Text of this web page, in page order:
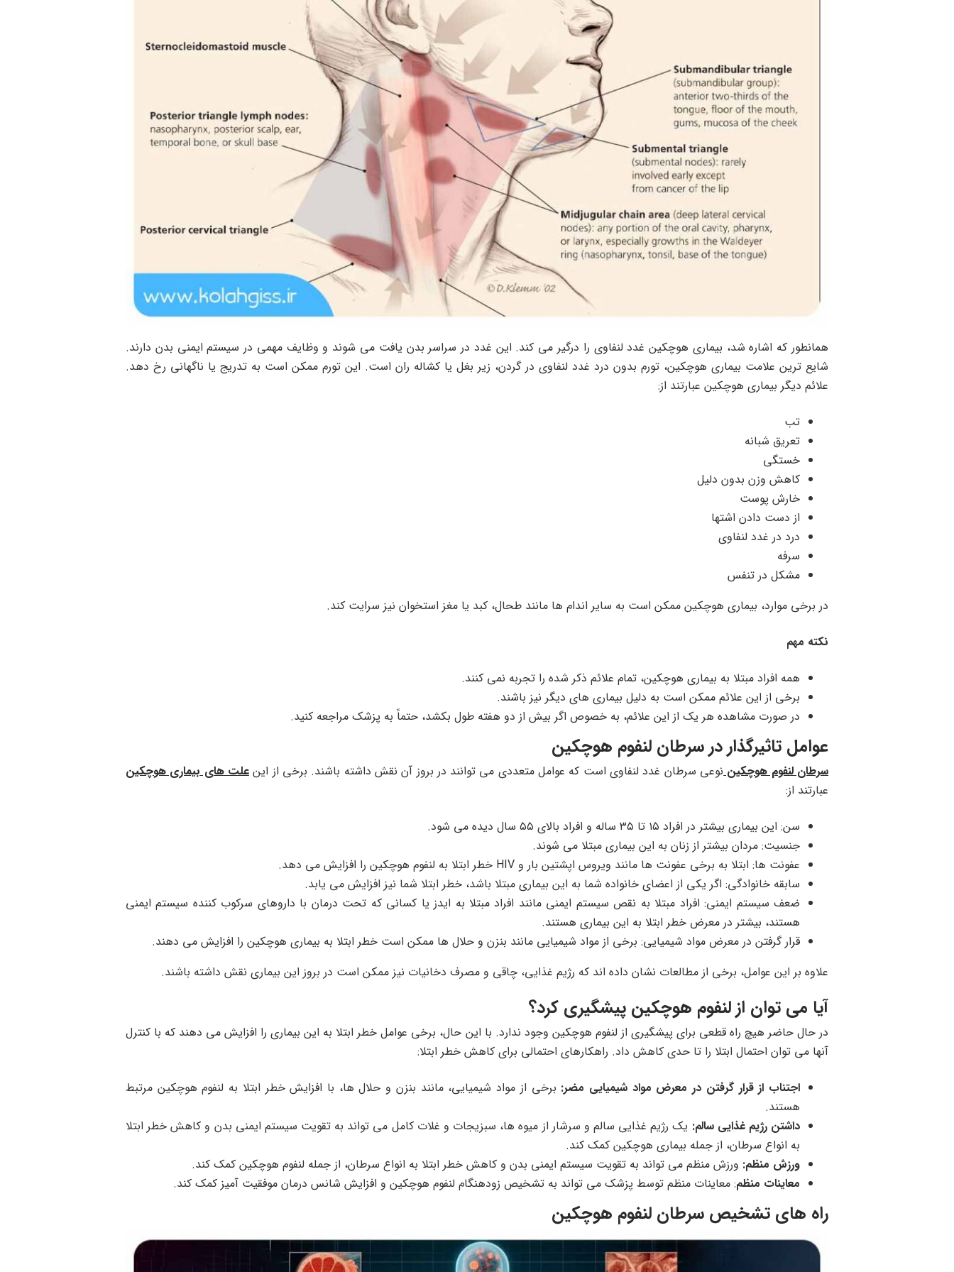
همانطور که اشاره شد، بیماری هوچکین غدد لنفاوی را درگیر می کند. این غدد در سراسر بدن یافت می شوند و وظایف مهمی در سیستم ایمنی بدن دارند.
شایع ترین علامت بیماری هوچکین، تورم بدون درد غدد لنفاوی در گردن، زیر بغل یا کشاله ران است. این تورم ممکن است به تدریج یا ناگهانی رخ دهد.
علائم دیگر بیماری هوچکین عبارتند از:
تب
تعریق شبانه
خستگی
کاهش وزن بدون دلیل
خارش پوست
از دست دادن اشتها
درد در غدد لنفاوی
سرفه
مشکل در تنفس
در برخی موارد، بیماری هوچکین ممکن است به سایر اندام ها مانند طحال، کبد یا مغز استخوان نیز سرایت کند.
نکته مهم
همه افراد مبتلا به بیماری هوچکین، تمام علائم ذکر شده را تجربه نمی کنند.
برخی از این علائم ممکن است به دلیل بیماری های دیگر نیز باشند.
در صورت مشاهده هر یک از این علائم، به خصوص اگر بیش از دو هفته طول بکشد، حتماً به پزشک مراجعه کنید.
عوامل تاثیرگذار در سرطان لنفوم هوچکین
سرطان لنفوم هوچکیننوعی سرطان غدد لنفاوی است که عوامل متعددی می توانند در بروز آن نقش داشته باشند. برخی از اینعلت های بیماری هوچکین
عبارتند از:
سن: این بیماری بیشتر در افراد ۱۵ تا ۳۵ ساله و افراد بالای ۵۵ سال دیده می شود.
جنسیت: مردان بیشتر از زنان به این بیماری مبتلا می شوند.
عفونت ها: ابتلا به برخی عفونت ها مانند ویروس اپشتین بار و HIV خطر ابتلا به لنفوم هوچکین را افزایش می دهد.
سابقه خانوادگی: اگر یکی از اعضای خانواده شما به این بیماری مبتلا باشد، خطر ابتلا شما نیز افزایش می یابد.
ضعف سیستم ایمنی: افراد مبتلا به نقص سیستم ایمنی مانند افراد مبتلا به ایدز یا کسانی که تحت درمان با داروهای سرکوب کننده سیستم ایمنی
هستند، بیشتر در معرض خطر ابتلا به این بیماری هستند.
قرار گرفتن در معرض مواد شیمیایی: برخی از مواد شیمیایی مانند بنزن و حلال ها ممکن است خطر ابتلا به بیماری هوچکین را افزایش می دهند.
علاوه بر این عوامل، برخی از مطالعات نشان داده اند که رژیم غذایی، چاقی و مصرف دخانیات نیز ممکن است در بروز این بیماری نقش داشته باشند.
آیا می توان از لنفوم هوچکین پیشگیری کرد؟
در حال حاضر هیچ راه قطعی برای پیشگیری از لنفوم هوچکین وجود ندارد. با این حال، برخی عوامل خطر ابتلا به این بیماری را افزایش می دهند که با کنترل
آنها می توان احتمال ابتلا را تا حدی کاهش داد. راهکارهای احتمالی برای کاهش خطر ابتلا:
اجتناب از قرار گرفتن در معرض مواد شیمیایی مضر: برخی از مواد شیمیایی، مانند بنزن و حلال ها، با افزایش خطر ابتلا به لنفوم هوچکین مرتبط
هستند.
داشتن رژیم غذایی سالم: یک رژیم غذایی سالم و سرشار از میوه ها، سبزیجات و غلات کامل می تواند به تقویت سیستم ایمنی بدن و کاهش خطر ابتلا
به انواع سرطان، از جمله بیماری هوچکین کمک کند.
ورزش منظم: ورزش منظم می تواند به تقویت سیستم ایمنی بدن و کاهش خطر ابتلا به انواع سرطان، از جمله لنفوم هوچکین کمک کند.
معاینات منظم: معاینات منظم توسط پزشک می تواند به تشخیص زودهنگام لنفوم هوچکین و افزایش شانس درمان موفقیت آمیز کمک کند.
راه های تشخیص سرطان لنفوم هوچکین